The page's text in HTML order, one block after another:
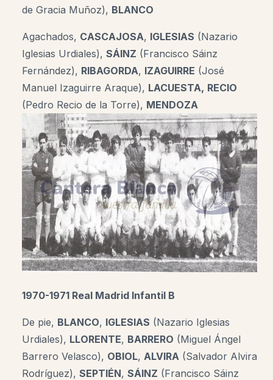
de Gracia Muñoz), BLANCO
Agachados, CASCAJOSA, IGLESIAS (Nazario
Iglesias Urdiales), SÁINZ (Francisco Sáinz
Fernández), RIBAGORDA, IZAGUIRRE (José
Manuel Izaguirre Araque), LACUESTA, RECIO
(Pedro Recio de la Torre), MENDOZA
1970-1971 Real Madrid Infantil B
De pie, BLANCO, IGLESIAS (Nazario Iglesias
Urdiales), LLORENTE, BARRERO (Miguel Ángel
Barrero Velasco), OBIOL, ALVIRA (Salvador Alvira
Rodríguez), SEPTIÉN, SÁINZ (Francisco Sáinz